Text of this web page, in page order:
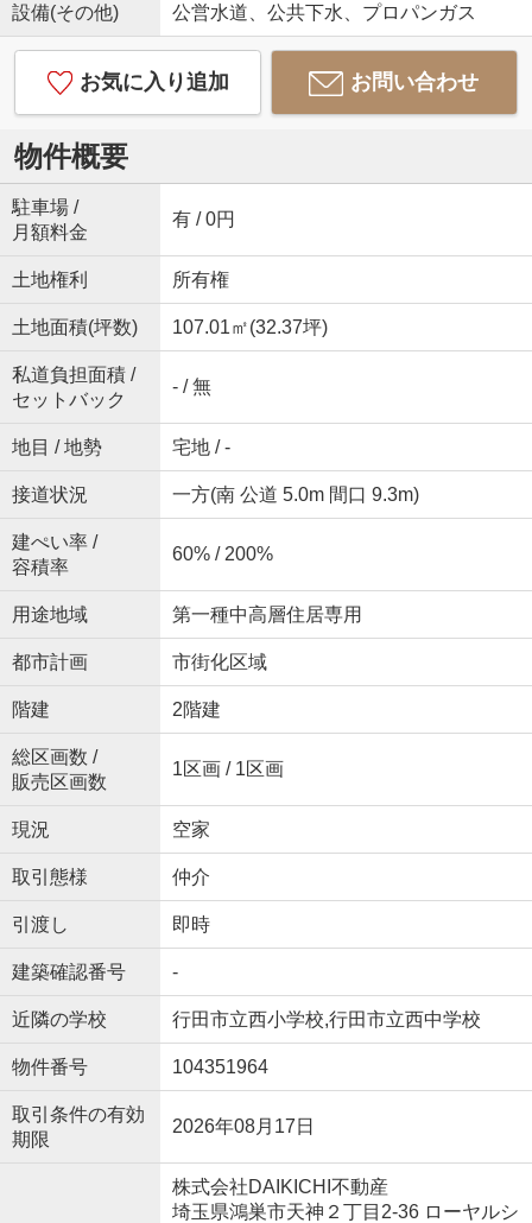
設備(その他) 公営水道、公共下水、プロパンガス
お気に入り追加 お問い合わせ
物件概要
駐車場 /
月額料金
有 / 0円
土地権利 所有権
土地面積(坪数) 107.01㎡(32.37坪)
私道負担面積 /
セットバック
- / 無
地目 / 地勢 宅地 / -
接道状況 一方(南 公道 5.0m 間口 9.3m)
建ぺい率 /
容積率
60% / 200%
用途地域 第一種中高層住居専用
都市計画 市街化区域
階建 2階建
総区画数 /
販売区画数
1区画 / 1区画
現況 空家
取引態様 仲介
引渡し 即時
建築確認番号 -
近隣の学校 行田市立西小学校,行田市立西中学校
物件番号 104351964
取引条件の有効
期限
2026年08月17日
株式会社DAIKICHI不動産
埼玉県鴻巣市天神２丁目2-36 ローヤルシ